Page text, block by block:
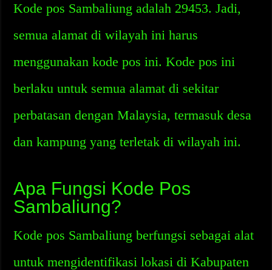
Kode pos Sambaliung adalah 29453. Jadi,
semua alamat di wilayah ini harus
menggunakan kode pos ini. Kode pos ini
berlaku untuk semua alamat di sekitar
perbatasan dengan Malaysia, termasuk desa
dan kampung yang terletak di wilayah ini.
Apa Fungsi Kode Pos
Sambaliung?
Kode pos Sambaliung berfungsi sebagai alat
untuk mengidentifikasi lokasi di Kabupaten